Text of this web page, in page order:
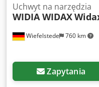
Wiefelstede 760 km
Uchwyt na narzędzia
WIDIA WIDAX
Zapytania